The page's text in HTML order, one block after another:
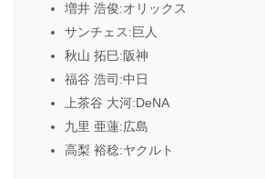
増井 浩俊:オリックス
サンチェス:巨人
秋山 拓巳:阪神
福谷 浩司:中日
上茶谷 大河:DeNA
九里 亜蓮:広島
高梨 裕稔:ヤクルト